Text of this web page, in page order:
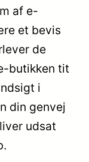
af e-
et bevis
de
butikken tit
i
din genvej
udsat